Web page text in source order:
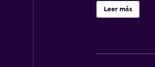
100 Mbps o
ventilador. Se
Leer más